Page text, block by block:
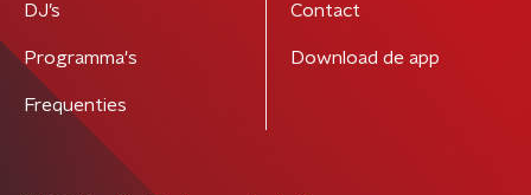
DJ’s
Programma's
Frequenties
Contact
Download de app